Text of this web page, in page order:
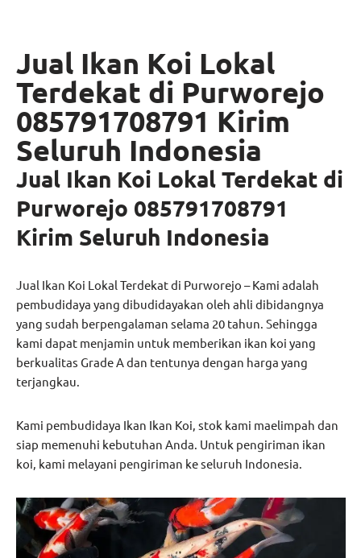
Jual Ikan Koi Lokal
Terdekat di Purworejo
085791708791 Kirim
Seluruh Indonesia
Jual Ikan Koi Lokal Terdekat di
Purworejo 085791708791
Kirim Seluruh Indonesia
Jual Ikan Koi Lokal Terdekat di Purworejo – Kami adalah
pembudidaya yang dibudidayakan oleh ahli dibidangnya
yang sudah berpengalaman selama 20 tahun. Sehingga
kami dapat menjamin untuk memberikan ikan koi yang
berkualitas Grade A dan tentunya dengan harga yang
terjangkau.
Kami pembudidaya Ikan Ikan Koi, stok kami maelimpah dan
siap memenuhi kebutuhan Anda. Untuk pengiriman ikan
koi, kami melayani pengiriman ke seluruh Indonesia.